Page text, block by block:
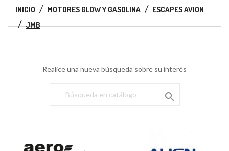
INICIO MOTORES GLOW Y GASOLINA
ESCAPES AVION
JMB
Realice una nueva búsqueda sobre su interés
